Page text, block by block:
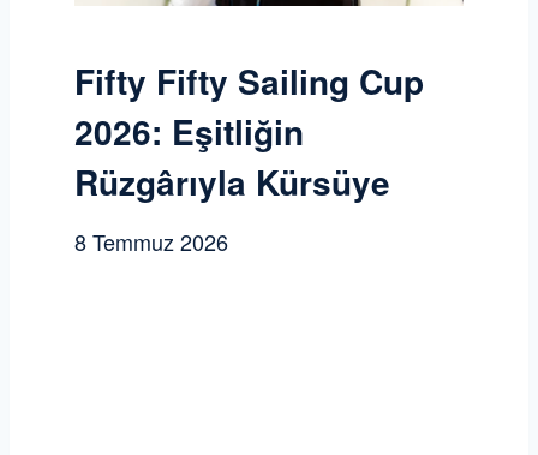
Fifty Fifty Sailing Cup
2026: Eşitliğin
Rüzgârıyla Kürsüye
8 Temmuz 2026